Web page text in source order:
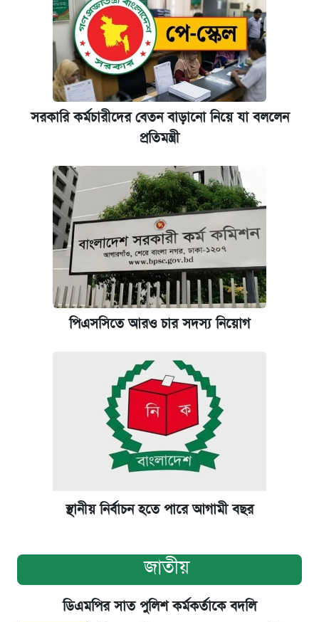
সরকারি কর্মচারীদের বেতন বাড়ানো নিয়ে যা বললেন
প্রতিমন্ত্রী
পিএসসিতে আরও চার সদস্য নিয়োগ
স্থানীয় নির্বাচন হতে পারে আগামী বছর
জাতীয়
ডিএমপির সাত পুলিশ কর্মকর্তাকে বদলি